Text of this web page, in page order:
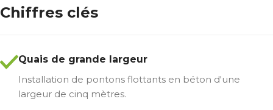
Chiffres clés
Quais de grande largeur
Installation de pontons flottants en béton d'une
largeur de cinq mètres.